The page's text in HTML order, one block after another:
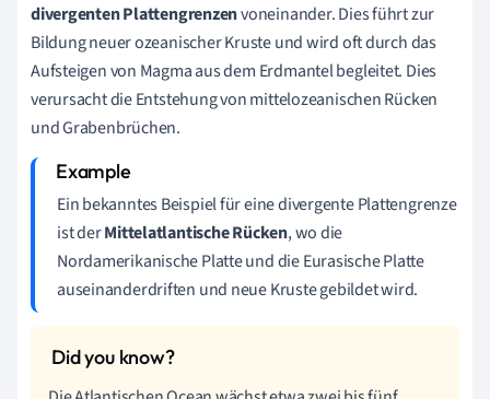
divergenten Plattengrenzenvoneinander. Dies führt zur
Bildung neuer ozeanischer Kruste und wird oft durch das
Aufsteigen von Magma aus dem Erdmantel begleitet. Dies
verursacht die Entstehung von mittelozeanischen Rücken
und Grabenbrüchen.
Ein bekanntes Beispiel für eine divergente Plattengrenze
ist derMittelatlantische Rücken, wo die
Nordamerikanische Platte und die Eurasische Platte
auseinanderdriften und neue Kruste gebildet wird.